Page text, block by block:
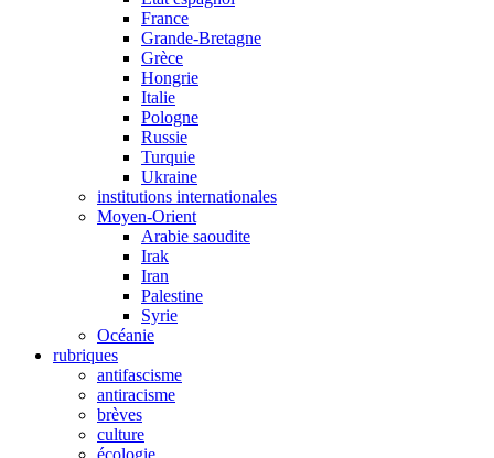
France
Grande-Bretagne
Grèce
Hongrie
Italie
Pologne
Russie
Turquie
Ukraine
institutions internationales
Moyen-Orient
Arabie saoudite
Irak
Iran
Palestine
Syrie
Océanie
rubriques
antifascisme
antiracisme
brèves
culture
écologie